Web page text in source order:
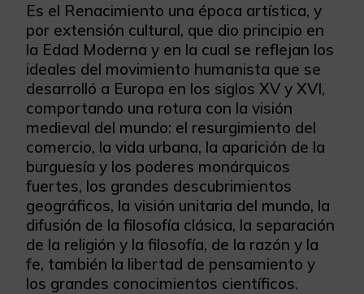
Es el Renacimiento una época artística, y
por extensión cultural, que dio principio en
la Edad Moderna y en la cual se reflejan los
ideales del movimiento humanista que se
desarrolló a Europa en los siglos XV y XVI,
comportando una rotura con la visión
medieval del mundo: el resurgimiento del
comercio, la vida urbana, la aparición de la
burguesía y los poderes monárquicos
fuertes, los grandes descubrimientos
geográficos, la visión unitaria del mundo, la
difusión de la filosofía clásica, la separación
de la religión y la filosofía, de la razón y la
fe, también la libertad de pensamiento y
los grandes conocimientos científicos.